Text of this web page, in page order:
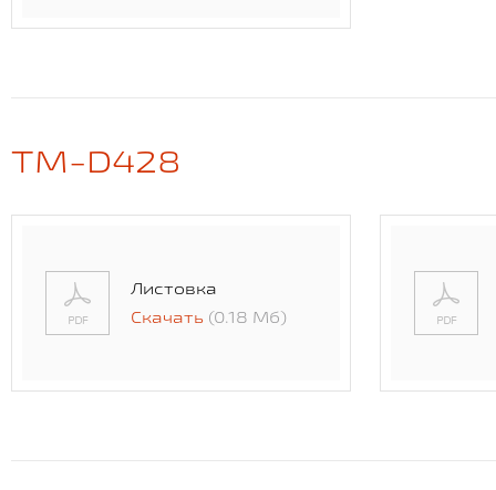
TM-D428
Листовка
Скачать (0.18 Мб)